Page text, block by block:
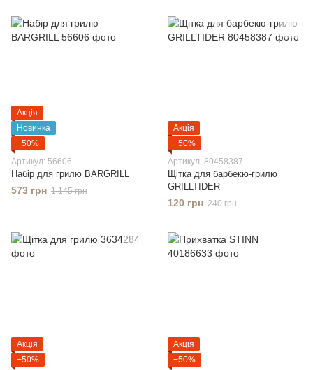
Акція
Новинка
−50%
Артикул: 56606
Набір для грилю BARGRILL
573 грн 1 145 грн
Акція
−50%
Артикул: 80458387
Щітка для барбекю-грилю
GRILLTIDER
120 грн 240 грн
Акція
−50%
Акція
−50%